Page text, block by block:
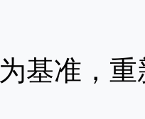
基准，